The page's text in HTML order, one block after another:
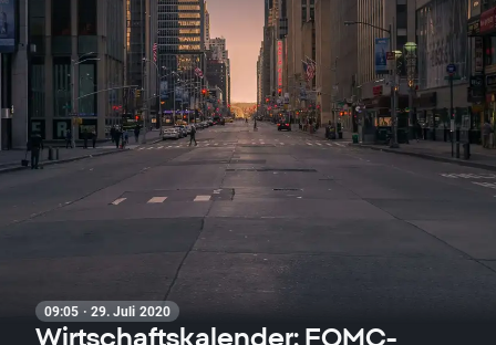
09:05 · 29. Juli 2020
Wirtschaftskalender: FOMC-